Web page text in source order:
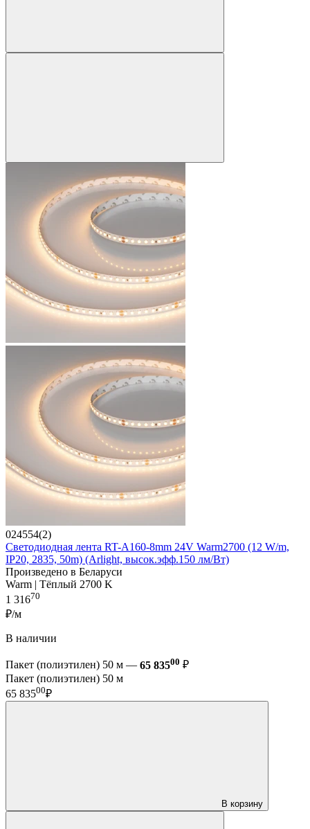
024554(2)
Светодиодная лента RT-A160-8mm 24V Warm2700 (12 W/m,
IP20, 2835, 50m) (Arlight, высок.эфф.150 лм/Вт)
Произведено в Беларуси
Warm | Тёплый 2700 K
1 31670
₽/м
В наличии
Пакет (полиэтилен) 50 м — 65 83500 ₽
Пакет (полиэтилен) 50 м
65 83500₽
В корзину